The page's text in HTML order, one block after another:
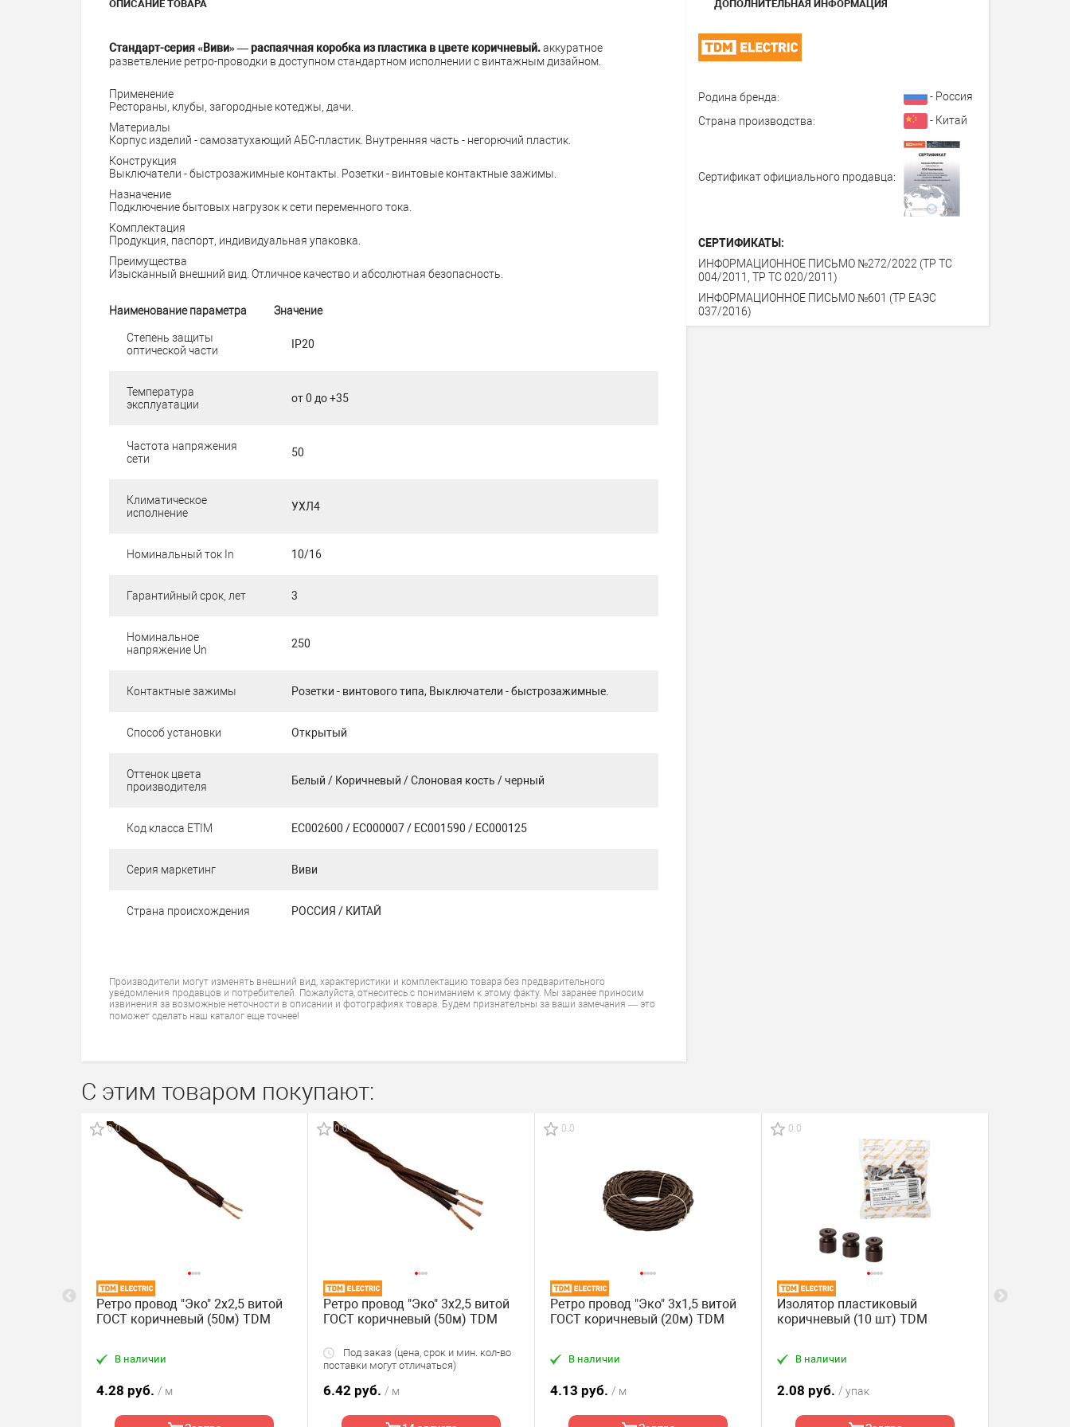
ОПИСАНИЕ ТОВАРА
Стандарт-серия «Виви» — распаячная коробка из пластика в цвете коричневый.аккуратное
разветвление ретро-проводки в доступном стандартном исполнении с винтажным дизайном.
Применение
Рестораны, клубы, загородные котеджы, дачи.
Материалы
Корпус изделий - самозатухающий АБС-пластик. Внутренняя часть - негорючий пластик.
Конструкция
Выключатели - быстрозажимные контакты. Розетки - винтовые контактные зажимы.
Назначение
Подключение бытовых нагрузок к сети переменного тока.
Комплектация
Продукция, паспорт, индивидуальная упаковка.
Преимущества
Изысканный внешний вид. Отличное качество и абсолютная безопасность.
Наименование параметра Значение
Степень защиты
оптической части
IP20
Температура
эксплуатации
от 0 до +35
Частота напряжения
сети
50
Климатическое
исполнение
УХЛ4
Номинальный ток In 10/16
Гарантийный срок, лет 3
Номинальное
напряжение Un
250
Контактные зажимы Розетки - винтового типа, Выключатели - быстрозажимные.
Способ установки Открытый
Оттенок цвета
производителя
Белый / Коричневый / Слоновая кость / черный
Код класса ETIM EC002600 / EC000007 / EC001590 / EC000125
Серия маркетинг Виви
Страна происхождения РОССИЯ / КИТАЙ
Производители могут изменять внешний вид, характеристики и комплектацию товара без предварительного
уведомления продавцов и потребителей. Пожалуйста, отнеситесь с пониманием к этому факту. Мы заранее приносим
извинения за возможные неточности в описании и фотографиях товара. Будем признательны за ваши замечания — это
поможет сделать наш каталог еще точнее!
ДОПОЛНИТЕЛЬНАЯ ИНФОРМАЦИЯ
Родина бренда:
- Россия
Страна производства:
- Китай
Сертификат официального продавца:
СЕРТИФИКАТЫ:
ИНФОРМАЦИОННОЕ ПИСЬМО №272/2022 (ТР ТС
004/2011, ТР ТС 020/2011)
ИНФОРМАЦИОННОЕ ПИСЬМО №601 (ТР ЕАЭС
037/2016)
С этим товаром покупают:
0.0
Ретро провод "Эко" 2х2,5 витой
ГОСТ коричневый (50м) TDM
В наличии
4.28 руб. / м
0.0
Ретро провод "Эко" 3х2,5 витой
ГОСТ коричневый (50м) TDM
Под заказ (цена, срок и мин. кол-во
поставки могут отличаться)
6.42 руб. / м
0.0
Ретро провод "Эко" 3х1,5 витой
ГОСТ коричневый (20м) TDM
В наличии
4.13 руб. / м
0.0
Изолятор пластиковый
коричневый (10 шт) TDM
В наличии
2.08 руб. / упак
Изолятор